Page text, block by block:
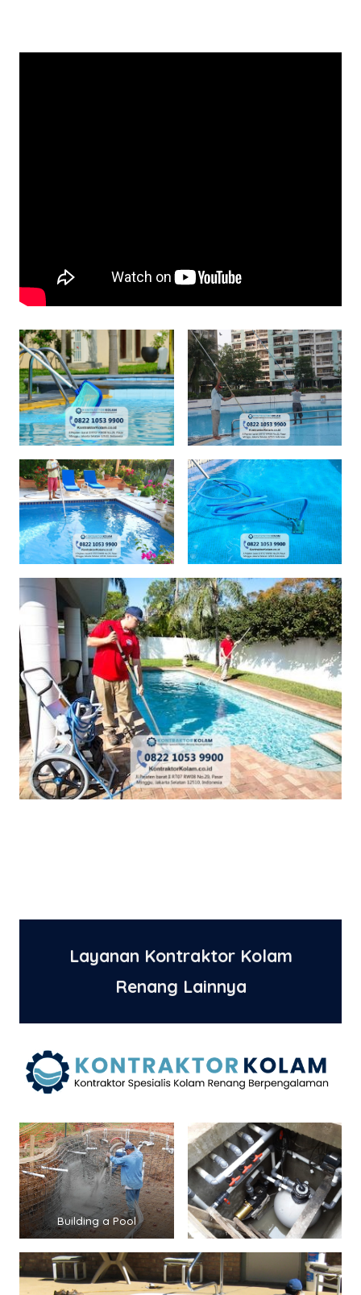
Layanan Kontraktor Kolam
Renang Lainnya
Building a Pool